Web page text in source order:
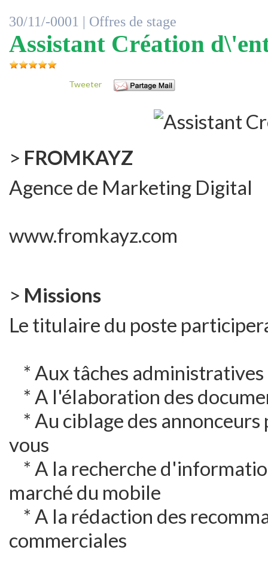
30/11/-0001 | Offres de stage
Assistant Création
Tweeter
> FROMKAYZ
Agence de Marketing Digital
www.fromkayz.com
> Missions
Le titulaire du poste
* Aux tâches
* A l'élaboration des
* Au ciblage des
vous
* A la recherche
marché du mobile
* A la rédaction des
commerciales